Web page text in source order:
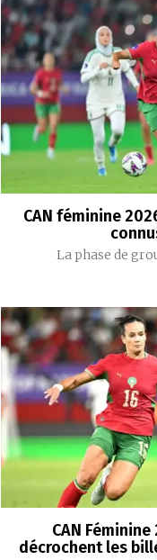
CAN féminine
La phase de
CAN
décrochent les